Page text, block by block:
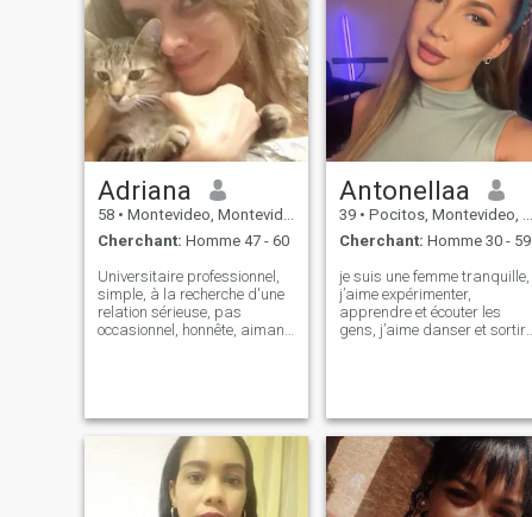
Adriana
58 • Montevideo, Montevideo, Uruguay
Cherchant: Homme 47 - 60
Universitaire professionnel,
simple, à la recherche d'une
relation sérieuse, pas
occasionnel, honnête, aimant,
Antonellaa
39 • Pocitos, Montevideo, Uruguay
Cherchant: Homme 30 - 59
je suis une femme tranquille,
j’aime expérimenter,
apprendre et écouter les
gens, j’aime danser et sortir